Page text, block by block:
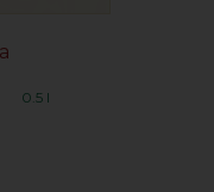
0.5 l